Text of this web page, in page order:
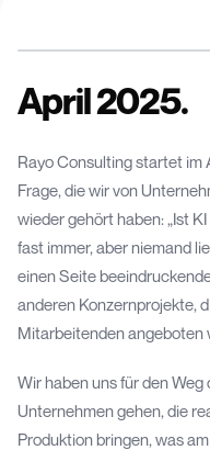
April 2025.
Rayo Consulting startet im
Frage, die wir von
wieder gehört haben: „Ist
fast immer, aber niemand
einen Seite
anderen Konzernprojekte,
Mitarbeitenden angeboten
Wir haben uns für den
Unternehmen gehen, die
Produktion bringen, was